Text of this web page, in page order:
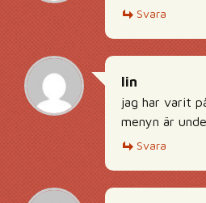
Svara
lin
jag har varit
menyn är
Svara